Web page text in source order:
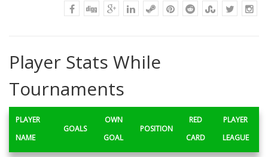
Player Stats While
Tournaments
PLAYER
NAME
GOALS
OWN
GOAL
POSITION
RED
CARD
PLAYER
LEAGUE